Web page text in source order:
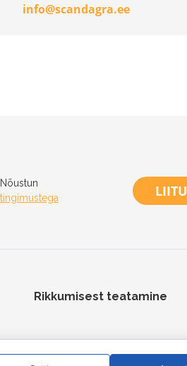
info@scandagra.ee
Nõustun
tingimustega
LIITU
Rikkumisest teatamine